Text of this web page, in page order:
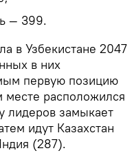
— 399.
в Узбекистане 2047
в них
первую позицию
расположился
лидеров замыкает
идут Казахстан
(287).